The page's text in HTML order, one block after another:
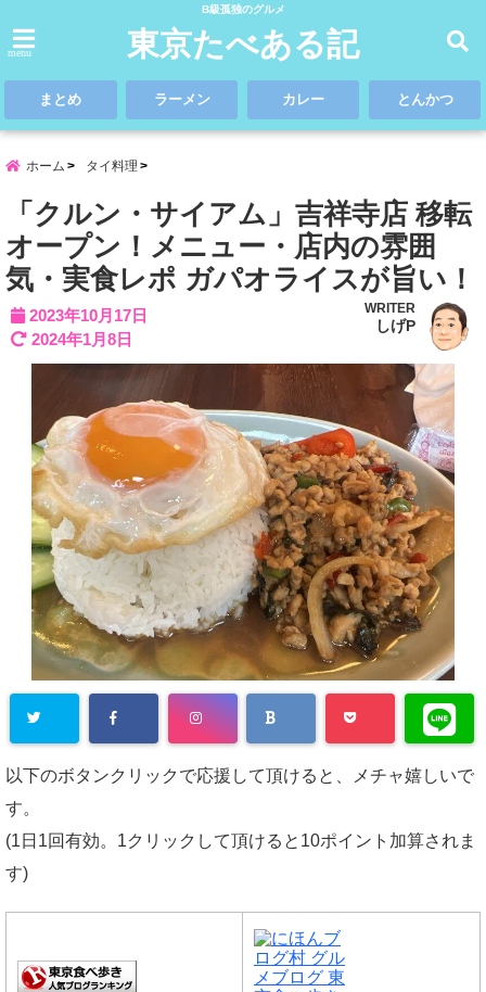
B級孤独のグルメ
menu 東京たべある記
まとめ ラーメン カレー とんかつ
ホーム タイ料理
「クルン・サイアム」吉祥寺店 移転
オープン！メニュー・店内の雰囲
気・実食レポ ガパオライスが旨い！
2023年10月17日
2024年1月8日
WRITER
しげP
以下のボタンクリックで応援して頂けると、メチャ嬉しいで
す。
(1日1回有効。1クリックして頂けると10ポイント加算されま
す)